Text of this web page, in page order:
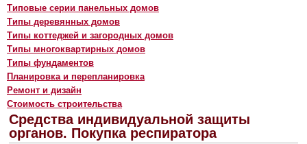
Типовые серии панельных домов
Типы деревянных домов
Типы коттеджей и загородных домов
Типы многоквартирных домов
Типы фундаментов
Планировка и перепланировка
Ремонт и дизайн
Стоимость строительства
Средства индивидуальной защиты
органов. Покупка респиратора